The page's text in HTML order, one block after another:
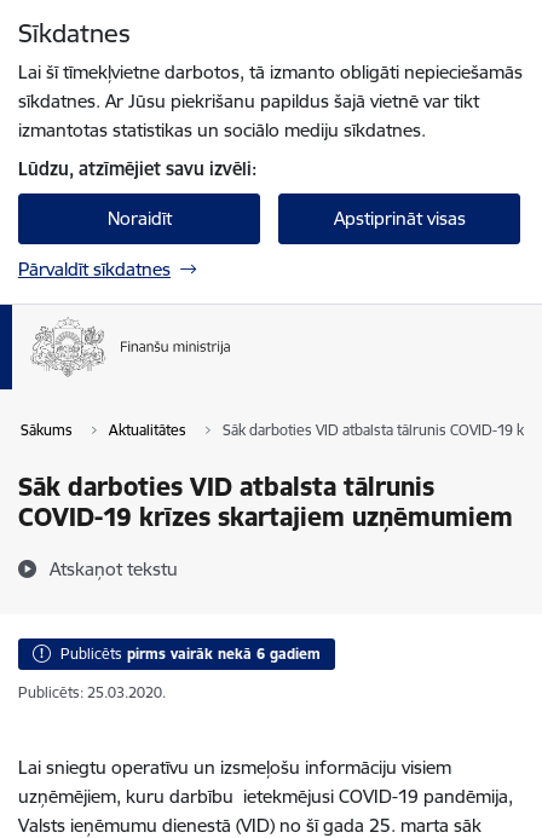
Sīkdatnes
Lai šī tīmekļvietne darbotos, tā izmanto obligāti nepieciešamās
sīkdatnes. Ar Jūsu piekrišanu papildus šajā vietnē var tikt
izmantotas statistikas un sociālo mediju sīkdatnes.
Lūdzu, atzīmējiet savu izvēli:
Noraidīt Apstiprināt visas
Pārvaldīt sīkdatnes
Sākums Aktualitātes Sāk darboties VID atbalsta tālrunis COVID-19
Sāk darboties VID atbalsta tālrunis
COVID-19 krīzes skartajiem uzņēmumiem
Atskaņot tekstu
Publicēts pirms vairāk nekā 6 gadiem
Publicēts: 25.03.2020.
Lai sniegtu operatīvu un izsmeļošu informāciju visiem
uzņēmējiem, kuru darbību ietekmējusi COVID-19 pandēmija,
Valsts ieņēmumu dienestā (VID) no šī gada 25. marta sāk